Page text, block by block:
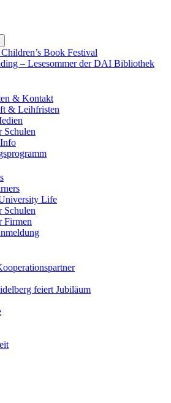
submenu
Book Festival
– Lesesommer der DAI Bibliothek
& Kontakt
& Leihfristen
Schulen
Life
Schulen
Firmen
feiert Jubiläum